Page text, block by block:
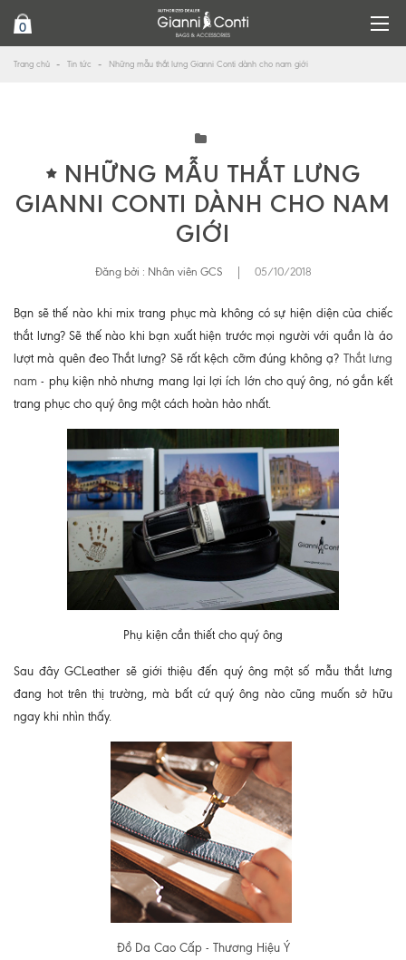
0
Trang chủ Tin tức Những mẫu thắt lưng Gianni Conti dành cho nam giới
NHỮNG MẪU THẮT LƯNG
GIANNI CONTI DÀNH CHO NAM
GIỚI
Đăng bởi : Nhân viên GCS 05/10/2018
Bạn sẽ thế nào khi mix trang phục mà không có sự hiện diện của chiếc
thắt lưng? Sẽ thế nào khi bạn xuất hiện trước mọi người với quần là áo
lượt mà quên đeo Thắt lưng? Sẽ rất kệch cỡm đúng không ạ? Thắt lưng
nam - phụ kiện nhỏ nhưng mang lại lợi ích lớn cho quý ông, nó gắn kết
trang phục cho quý ông một cách hoàn hảo nhất.
Phụ kiện cần thiết cho quý ông
Sau đây GCLeather sẽ giới thiệu đến quý ông một số mẫu thắt lưng
đang hot trên thị trường, mà bất cứ quý ông nào cũng muốn sở hữu
ngay khi nhìn thấy.
Đồ Da Cao Cấp - Thương Hiệu Ý